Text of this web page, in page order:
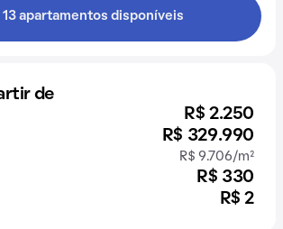
13 apartamentos disponíveis
de
R$ 2.250
R$ 329.990
R$ 9.706/m²
R$ 330
R$ 2